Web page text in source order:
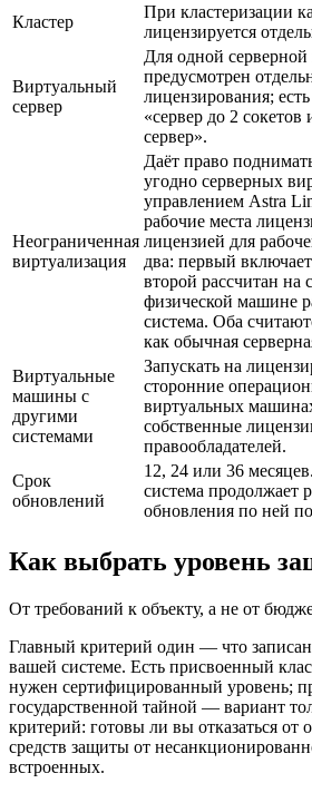
Кластер
При кластеризации
лицензируется
Виртуальный
сервер
Для одной
предусмотрен
лицензирования;
«сервер до 2
сервер».
Неограниченная
виртуализация
Даёт право
угодно серверных
управлением Astra
рабочие места
лицензией для
два: первый
второй рассчитан на
физической машине
система. Оба
как обычная
Виртуальные
машины с
другими
системами
Запускать на
сторонние
виртуальных
собственные
правообладателей.
Срок
обновлений
12, 24 или 36
система продолжает
обновления по ней
Как выбрать уровень
От требований к объекту, а не от
Главный критерий один — что
вашей системе. Есть присвоенный
нужен сертифицированный уровень;
государственной тайной — вариант
критерий: готовы ли вы отказаться
средств защиты от
встроенных.